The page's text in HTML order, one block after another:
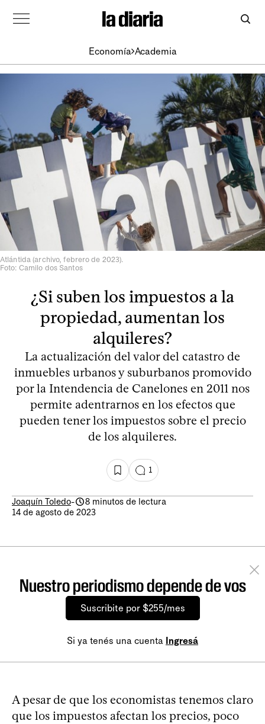
Economía Academia
Atlántida (archivo, febrero de 2023).
Foto: Camilo dos Santos
¿Si suben los impuestos a la
propiedad, aumentan los
alquileres?
La actualización del valor del catastro de
inmuebles urbanos y suburbanos promovido
por la Intendencia de Canelones en 2011 nos
permite adentrarnos en los efectos que
pueden tener los impuestos sobre el precio
de los alquileres.
1
Joaquín Toledo-
8 minutos de lectura
14 de agosto de 2023
Nuestro periodismo depende de vos
Suscribite por $255/mes
Si ya tenés una cuenta Ingresá
A pesar de que los economistas tenemos claro
que los impuestos afectan los precios, poco